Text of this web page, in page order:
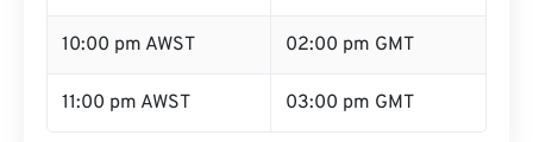
10:00 pm AWST 02:00 pm GMT
11:00 pm AWST 03:00 pm GMT